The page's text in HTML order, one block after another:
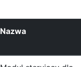
Nazwa